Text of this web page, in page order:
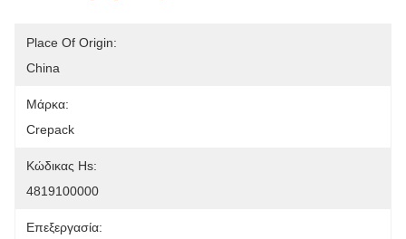
Place Of Origin:
China
Μάρκα:
Crepack
Κώδικας Hs:
4819100000
Επεξεργασία: